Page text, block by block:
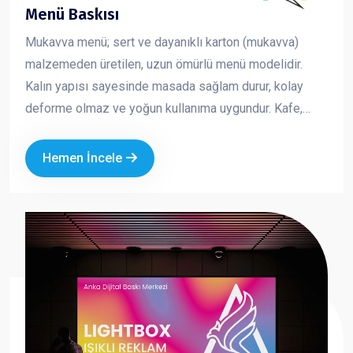
Menü Baskısı
Mukavva menü; sert ve dayanıklı karton (mukavva)
malzemeden üretilen, uzun ömürlü menü modelidir.
Kalın yapısı sayesinde masada sağlam durur, kolay
deforme olmaz ve yoğun kullanıma uygundur. Kafe,
pratik bir çözümdür. Marka kimliğinizi güçlü ve düzenli
bir şekilde yansıtmanıza yardımcı olur.
Hemen İncele